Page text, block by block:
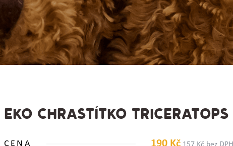
EKO CHRASTÍTKO TRICERATOPS
CENA 190 Kč